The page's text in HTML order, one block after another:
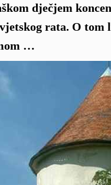
dječjem
rata. O
…